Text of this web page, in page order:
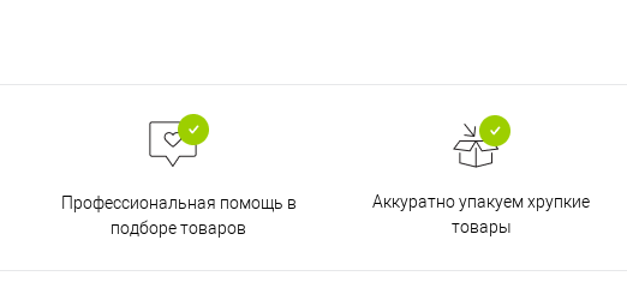
Профессиональная помощь в
подборе товаров
Аккуратно упакуем хрупкие
товары